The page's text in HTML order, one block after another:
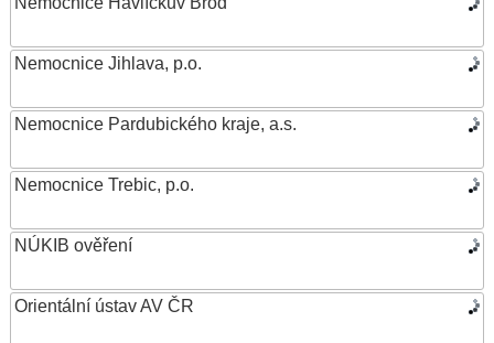
Nemocnice Jihlava, p.o.
Nemocnice Pardubického kraje, a.s.
Nemocnice Trebic, p.o.
NÚKIB ověření
Orientální ústav AV ČR